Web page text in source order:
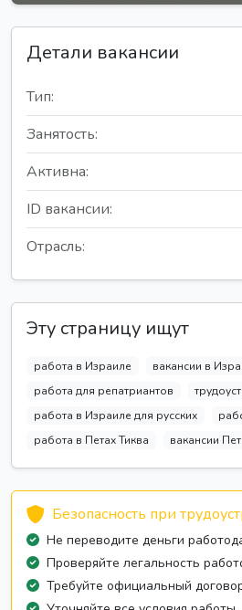
Детали вакансии
Тип:
Занятость:
Активна:
ID вакансии:
Отрасль:
Эту страницу ищут
работа в Израиле
вакансии в
работа для репатриантов
работа в Израиле для русских
работа в Петах Тиква
вакансии
Безопасность при
Не переводите деньги
Проверяйте легальность
Требуйте официальный